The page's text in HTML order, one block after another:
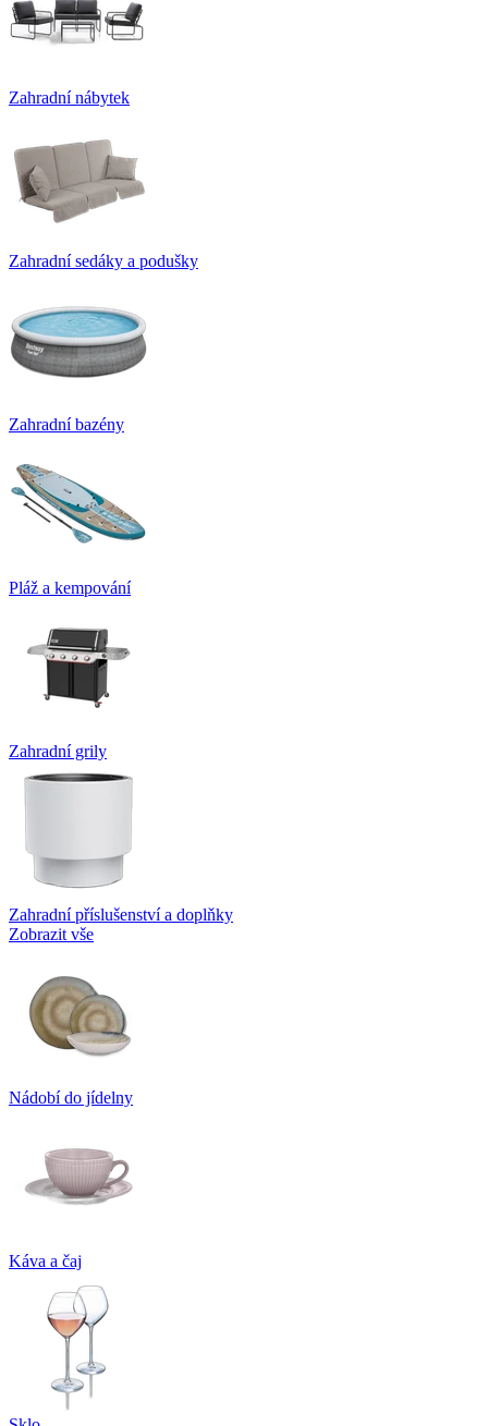
Zahradní nábytek
Zahradní sedáky a podušky
Zahradní bazény
Pláž a kempování
Zahradní grily
Zahradní příslušenství a doplňky
Zobrazit vše
Nádobí do jídelny
Káva a čaj